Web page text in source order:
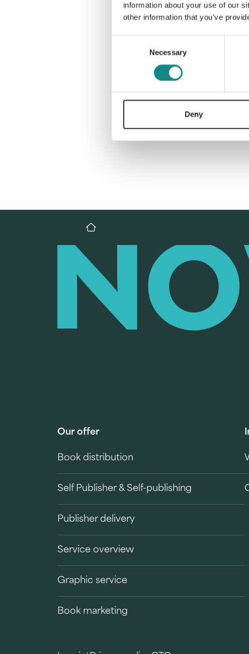
information about your use of our
other information that you’ve
Necessary
Deny
Our offer
Book distribution
Self Publisher & Self-publishing
Publisher delivery
Service overview
Graphic service
Book marketing